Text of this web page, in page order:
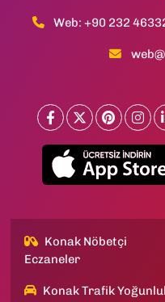
Web: +90 232
Konak Nöbetçi
Eczaneler
Konak Trafik